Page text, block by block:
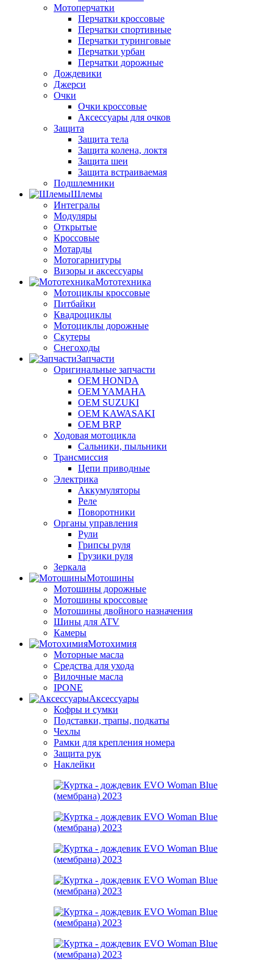
Мотоперчатки
Перчатки кроссовые
Перчатки спортивные
Перчатки туринговые
Перчатки урбан
Перчатки дорожные
Дождевики
Джерси
Очки
Очки кроссовые
Аксессуары для очков
Защита
Защита тела
Защита колена, локтя
Защита шеи
Защита встраиваемая
Подшлемники
Шлемы
Интегралы
Модуляры
Открытые
Кроссовые
Мотарды
Мотогарнитуры
Визоры и аксессуары
Мототехника
Мотоциклы кроссовые
Питбайки
Квадроциклы
Мотоциклы дорожные
Скутеры
Снегоходы
Запчасти
Оригинальные запчасти
OEM HONDA
OEM YAMAHA
OEM SUZUKI
OEM KAWASAKI
OEM BRP
Ходовая мотоцикла
Сальники, пыльники
Трансмиссия
Цепи приводные
Электрика
Аккумуляторы
Реле
Поворотники
Органы управления
Рули
Грипсы руля
Грузики руля
Зеркала
Мотошины
Мотошины дорожные
Мотошины кроссовые
Мотошины двойного назначения
Шины для ATV
Камеры
Мотохимия
Моторные масла
Средства для ухода
Вилочные масла
IPONE
Аксессуары
Кофры и сумки
Подставки, трапы, подкаты
Чехлы
Рамки для крепления номера
Защита рук
Наклейки